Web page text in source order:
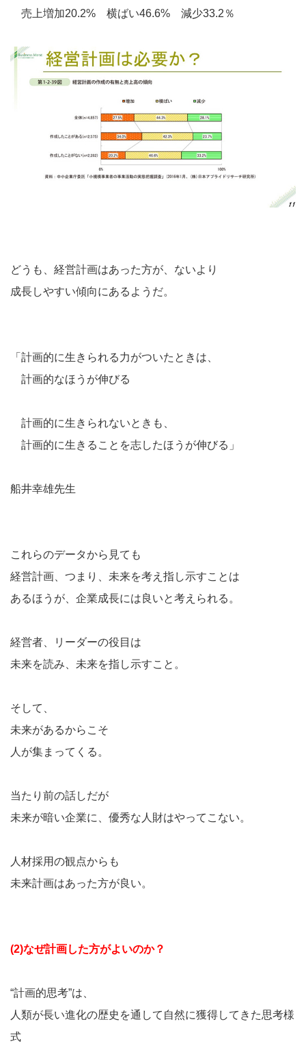
売上増加20.2% 横ばい46.6% 減少33.2％
どうも、経営計画はあった方が、ないより
成長しやすい傾向にあるようだ。
「計画的に生きられる力がついたときは、
計画的なほうが伸びる
計画的に生きられないときも、
計画的に生きることを志したほうが伸びる」
船井幸雄先生
これらのデータから見ても
経営計画、つまり、未来を考え指し示すことは
あるほうが、企業成長には良いと考えられる。
経営者、リーダーの役目は
未来を読み、未来を指し示すこと。
そして、
未来があるからこそ
人が集まってくる。
当たり前の話しだが
未来が暗い企業に、優秀な人財はやってこない。
人材採用の観点からも
未来計画はあった方が良い。
(2)なぜ計画した方がよいのか？
“計画的思考”は、
人類が長い進化の歴史を通して自然に獲得してきた思考様
式